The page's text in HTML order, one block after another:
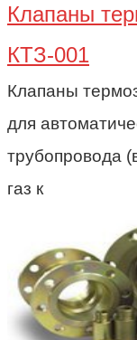
Клапаны
КТЗ-001
Клапаны
для
трубопровода
газ к